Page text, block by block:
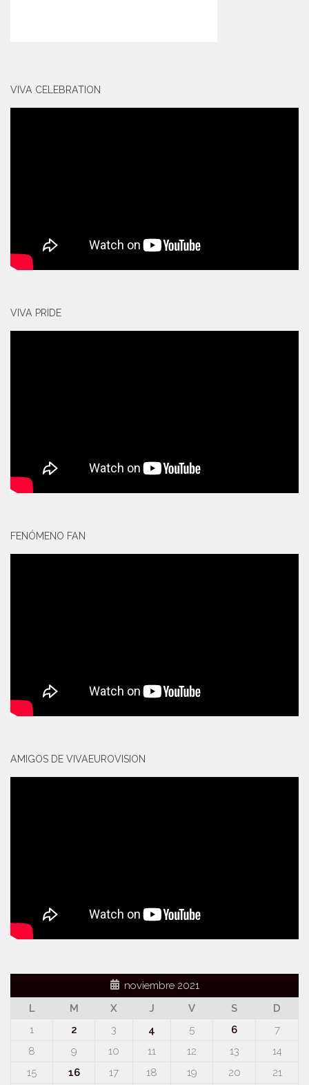
VIVA CELEBRATION
VIVA PRIDE
FENÓMENO FAN
AMIGOS DE VIVAEUROVISION
noviembre 2021
L
M X J V S
D
1
2 3 4 5 6
7
8
9 10 11 12 13
14
15
16 17 18 19 20
21